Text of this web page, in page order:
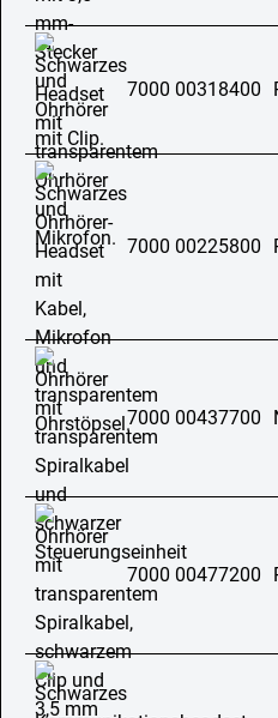
7000 00318400
7000 00225800
7000 00437700
7000 00477200